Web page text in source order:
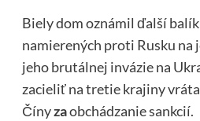
Biely dom oznámil ďalší
namierených proti Rusku na
jeho brutálnej invázie na
zacieliť na tretie krajiny
Čínyzaobchádzanie sankcií.